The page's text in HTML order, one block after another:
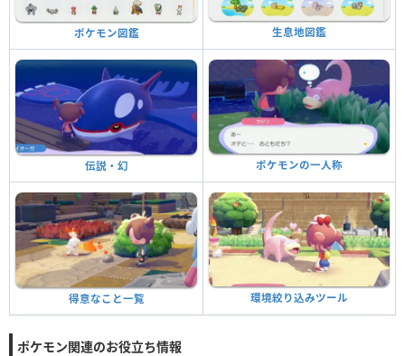
ポケモン図鑑 生息地図鑑
伝説・幻 ポケモンの一人称
得意なこと一覧 環境絞り込みツール
ポケモン関連のお役立ち情報